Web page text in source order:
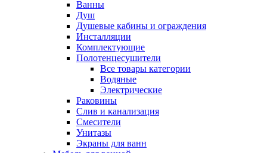
Ванны
Душ
Душевые кабины и ограждения
Инсталляции
Комплектующие
Полотенцесушители
Все товары категории
Водяные
Электрические
Раковины
Слив и канализация
Смесители
Унитазы
Экраны для ванн